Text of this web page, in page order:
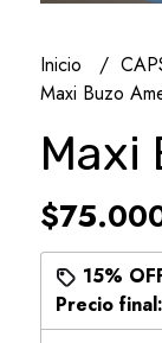
Inicio
Maxi Buzo
Maxi
15%
Precio final: